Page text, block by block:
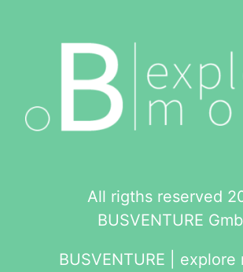
All rigths reserved
BUSVENTURE
BUSVENTURE | explore